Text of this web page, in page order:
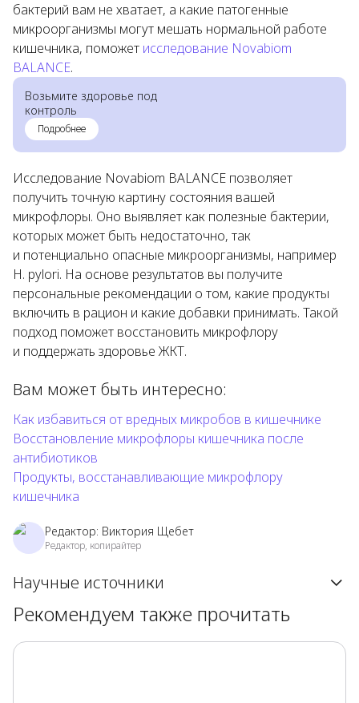
бактерий вам не хватает, а какие патогенные
микроорганизмы могут мешать нормальной работе
кишечника, поможет исследование Novabiom
BALANCE.
Возьмите здоровье под
контроль
Подробнее
Исследование Novabiom BALANCE позволяет
получить точную картину состояния вашей
микрофлоры. Оно выявляет как полезные бактерии,
которых может быть недостаточно, так
и потенциально опасные микроорганизмы, например
H. pylori. На основе результатов вы получите
персональные рекомендации о том, какие продукты
включить в рацион и какие добавки принимать. Такой
подход поможет восстановить микрофлору
и поддержать здоровье ЖКТ.
Вам может быть интересно:
Как избавиться от вредных микробов в кишечнике
Восстановление микрофлоры кишечника после
антибиотиков
Продукты, восстанавливающие микрофлору
кишечника
Редактор: Виктория Щебет
Редактор, копирайтер
Научные источники
Рекомендуем также прочитать